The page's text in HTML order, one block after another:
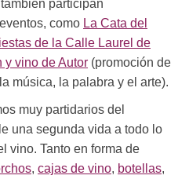
participan
como La Cata del
de la Calle Laurel de
y vino de Autor (promoción de
música, la palabra y el arte).
muy partidarios del
una segunda vida a todo lo
vino. Tanto en forma de
, cajas de vino, botellas,